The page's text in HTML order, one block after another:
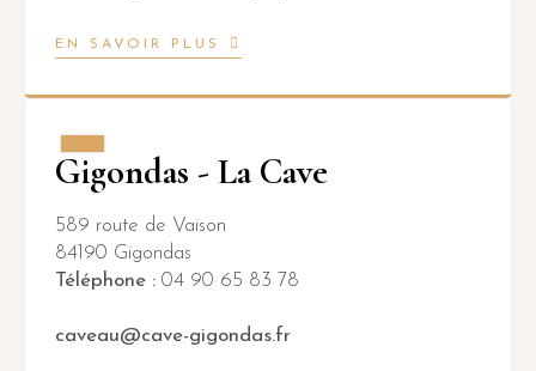
EN SAVOIR PLUS
Gigondas - La Cave
589 route de Vaison
84190 Gigondas
Téléphone : 04 90 65 83 78
caveau@cave-gigondas.fr